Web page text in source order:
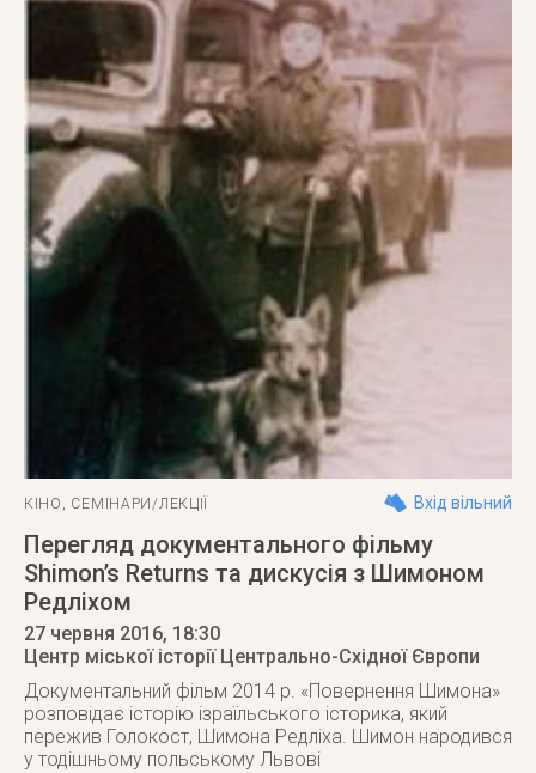
КІНО , СЕМІНАРИ/ЛЕКЦІЇ Вхід вільний
Перегляд документального фільму
Shimon’s Returns та дискусія з Шимоном
Редліхом
27 червня 2016, 18:30
Центр міської історії Центрально-Східної Європи
Документальний фільм 2014 р. «Повернення Шимона»
розповідає історію ізраїльського історика, який
пережив Голокост, Шимона Редліха. Шимон народився
у тодішньому польському Львові